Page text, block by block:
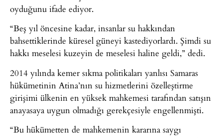
oyduğunu ifade ediyor.
“Beş yıl öncesine kadar, insanlar su hakkından
bahsettiklerinde küresel güneyi kastediyorlardı. Şimdi su
hakkı meselesi kuzeyin de meselesi haline geldi,” dedi.
2014 yılında kemer sıkma politikaları yanlısı Samaras
hükümetinin Atina’nın su hizmetlerini özelleştirme
girişimi ülkenin en yüksek mahkemesi tarafından satışın
anayasaya uygun olmadığı gerekçesiyle engellenmişti.
“Bu hükümetten de mahkemenin kararına saygı